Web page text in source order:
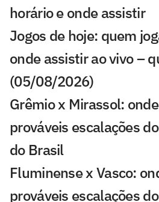
horário e onde assistir
Jogos de hoje: quem
onde assistir ao vivo –
(05/08/2026)
Grêmio x Mirassol:
prováveis escalações
do Brasil
Fluminense x Vasco:
prováveis escalações